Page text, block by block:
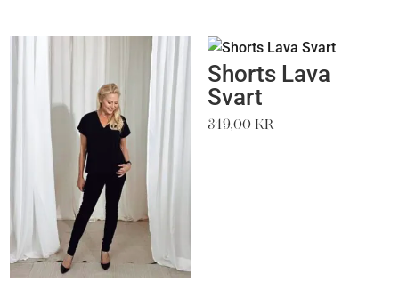
Shorts Lava
Svart
349,00 kr